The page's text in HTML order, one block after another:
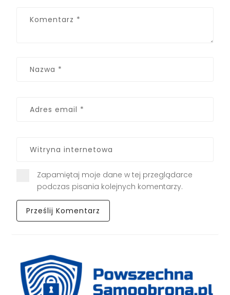
Zapamiętaj moje dane w tej przeglądarce
podczas pisania kolejnych komentarzy.